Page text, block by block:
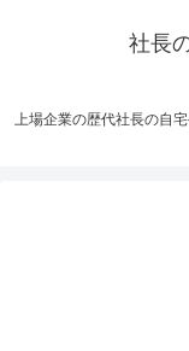
社長
上場企業の歴代社長の自